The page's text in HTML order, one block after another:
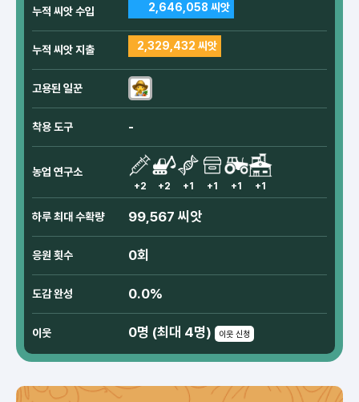
누적 씨앗 수입 2,646,058 씨앗
누적 씨앗 지출 2,329,432 씨앗
고용된 일꾼
착용 도구 -
농업 연구소
+2 +2 +1 +1 +1 +1
하루 최대 수확량 99,567 씨앗
응원 횟수 0회
도감 완성 0.0%
이웃 0명 (최대 4명) 이웃 신청